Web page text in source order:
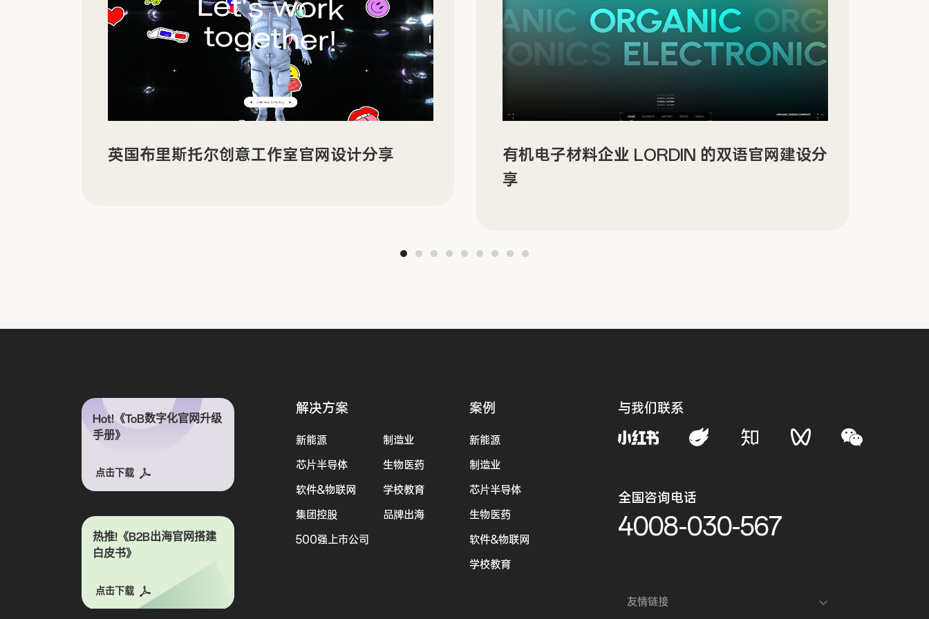
有机电子材料企业 LORDIN 的双语官网建设分
ORBYT 多场景沉浸式数字文化场馆网站设计
分享
Hot!《ToB数字化官网升级
手册》
点击下载
热推!《B2B出海官网搭建
白皮书》
点击下载
解决方案
新能源
制造业
芯片半导体
生物医药
软件&物联网
学校教育
集团控股
品牌出海
500强上市公司
案例
新能源
制造业
芯片半导体
生物医药
软件&物联网
学校教育
与我们联系
全国咨询电话
4008-030-567
友情链接